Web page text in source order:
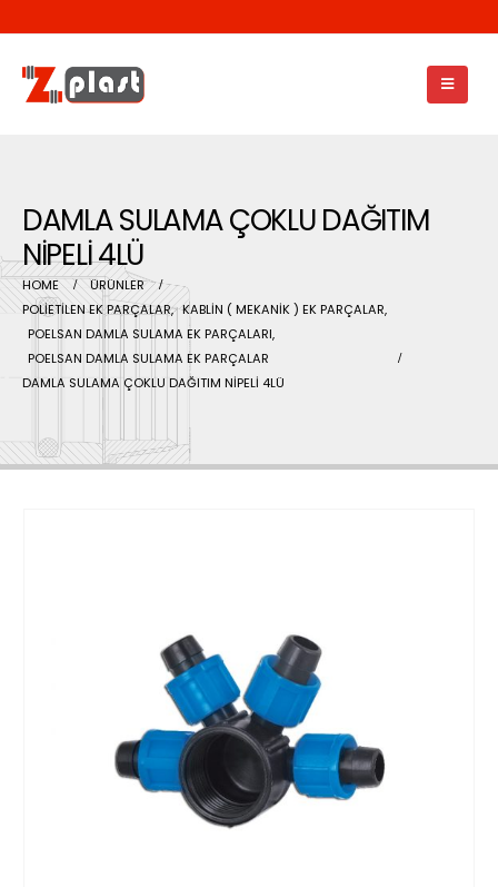
DAMLA SULAMA ÇOKLU DAĞITIM
NİPELİ 4LÜ
HOME
ÜRÜNLER
POLİETİLEN EK PARÇALAR, KABLİN ( MEKANİK ) EK PARÇALAR,
POELSAN DAMLA SULAMA EK PARÇALARI,
POELSAN DAMLA SULAMA EK PARÇALAR
DAMLA SULAMA ÇOKLU DAĞITIM NİPELİ 4LÜ